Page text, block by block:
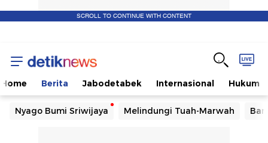
SCROLL TO CONTINUE WITH CONTENT
Home Berita Jabodetabek Internasional Hukum
Nyago Bumi Sriwijaya Melindungi Tuah-Marwah